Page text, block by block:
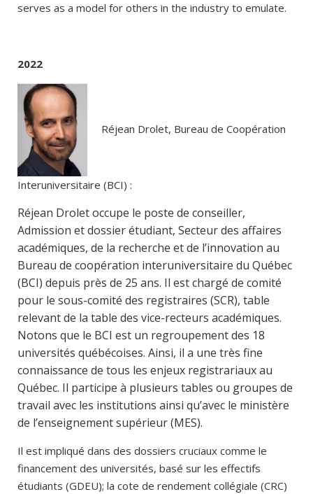
serves as a model for others in the industry to emulate.
2022
Réjean Drolet, Bureau de Coopération
Interuniversitaire (BCI) :
Réjean Drolet occupe le poste de conseiller,
Admission et dossier étudiant, Secteur des affaires
académiques, de la recherche et de l’innovation au
Bureau de coopération interuniversitaire du Québec
(BCI) depuis près de 25 ans. Il est chargé de comité
pour le sous-comité des registraires (SCR), table
relevant de la table des vice-recteurs académiques.
Notons que le BCI est un regroupement des 18
universités québécoises. Ainsi, il a une très fine
connaissance de tous les enjeux registrariaux au
Québec. Il participe à plusieurs tables ou groupes de
travail avec les institutions ainsi qu’avec le ministère
de l’enseignement supérieur (MES).
Il est impliqué dans des dossiers cruciaux comme le
financement des universités, basé sur les effectifs
étudiants (GDEU); la cote de rendement collégiale (CRC)